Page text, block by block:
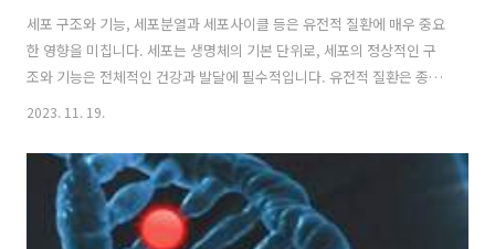
세포 구조와 기능, 세포분열과 세포사이클 등은 유전적 질환에 매우 중요
한 영향을 미칩니다. 세포는 생명체의 기본 단위로, 세포의 정상적인 구
조와 기능은 전체적인 건강과 발달에 필수적입니다. 유전적 질환은 종종
세포 내부 구조와 그 기능에 변화를 일으킵니다. 세포구조 먼저, 세포 구
조는 세포의 안정성과 기능을 유지하는 데 중요한 역할을 합니다. 유전적
변이는 종종 이러한 세포 내부의 구성 요소 중 하나 이상에 영향을 줄 수
있습니다. 세포막의 불안정성, 세포핵의 비정상적인 기능, 세포질 내의
구성 성분 변화 등이 이에 해당합니다. 세포 구조의 변화 세포 구조의 변
2023. 11. 19.